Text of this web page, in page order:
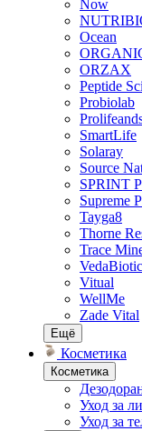
Now
Ocean
ORZAX
Peptide
Probiolab
SmartLife
Solaray
Source
SPRINT
Supreme
Tayga8
Thorne
Trace
Vitual
WellMe
Zade Vital
Ещё
Косметика
Косметика
Уход за
Уход за